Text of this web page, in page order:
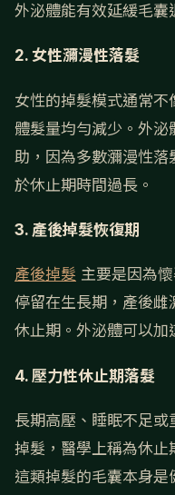
外泌體能有效延緩毛囊
2. 女性瀰漫性落髮
女性的掉髮模式通常
體髮量均勻減少。外
助，因為多數瀰漫性落
於休止期時間過長。
3. 產後掉髮恢復期
產後掉髮 主要是因為
停留在生長期，產後
休止期。外泌體可以加
4. 壓力性休止期落髮
長期高壓、睡眠不足
掉髮，醫學上稱為休
這類掉髮的毛囊本身